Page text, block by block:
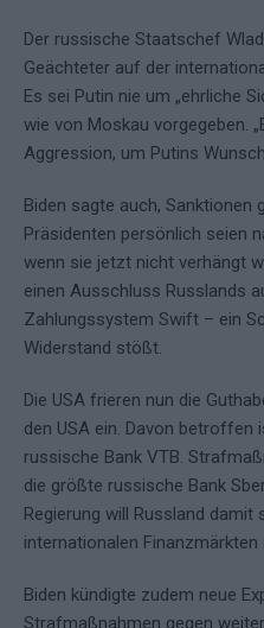
Der russische Staatschef
Geächteter auf der
Es sei Putin nie um „ehrliche
wie von Moskau vorgegeben.
Aggression, um Putins
Biden sagte auch, Sanktionen
Präsidenten persönlich seien
wenn sie jetzt nicht verhängt
einen Ausschluss Russlands
Zahlungssystem Swift – ein
Widerstand stößt.
Die USA frieren nun die
den USA ein. Davon
russische Bank VTB.
die größte russische Bank
Regierung will Russland
internationalen Finanzmärkten
Biden kündigte zudem neue
Strafmaßnahmen gegen